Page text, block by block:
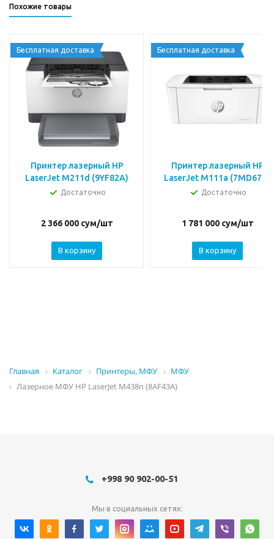
Похожие товары
Бесплатная доставка
Принтер лазерный HP
LaserJet M211d (9YF82A)
Достаточно
2 366 000сум/шт
В корзину
Бесплатная доставка
Принтер лазерный HP
LaserJet M111a (7MD67A)
Достаточно
1 781 000сум/шт
В корзину
Главная Каталог Принтеры, МФУ
МФУ
Лазерное МФУ HP LaserJet M438n (8AF43A)
+998 90 902-00-51
Мы в социальных сетях: